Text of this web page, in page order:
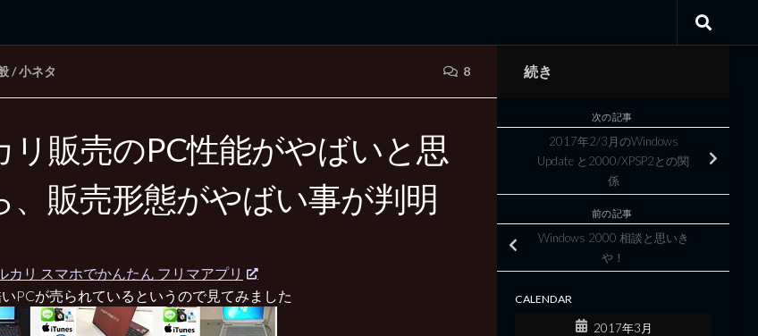
3rd Edition
/小ネタ 8
リ販売のPC性能がやばいと思
、販売形態がやばい事が判明
カリ スマホでかんたん フリマアプリ
PCが売られているというので見てみました
続き
次の記事
2017年2/3月のWindows
Update と2000/XPSP2との関
係
前の記事
Windows 2000 相談と思いき
や！
CALENDAR
2017年3月